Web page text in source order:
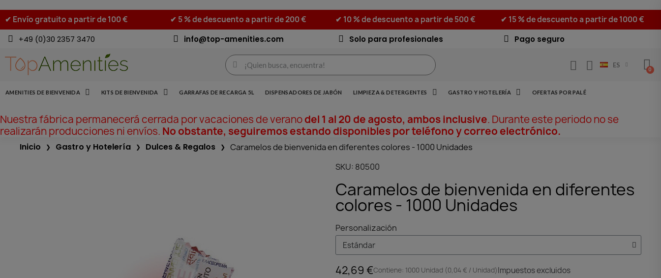
✔ Envío gratuito a partir de 100 € ✔ 5 % de descuento a partir de 200 € ✔ 10 % de descuento a partir de 500 €
✔ 15 % de descuento a partir de 1000 €
+49 (0)30 2357 3470
info@top-amenities.com Solo para profesionales Pago seguro
ES
AMENITIES DE BIENVENIDA KITS DE BIENVENIDA GARRAFAS DE RECARGA 5L DISPENSADORES DE JABÓN LIMPIEZA & DETERGENTES GASTRO Y HOTELERÍA OFERTAS POR PALÉ
Nuestra fábrica permanecerá cerrada por vacaciones de veranodel 1 al 20 de agosto, ambos inclusive. Durante este periodo no se
realizarán producciones ni envíos. No obstante, seguiremos estando disponibles por teléfono y correo electrónico.
Inicio Gastro y Hotelería Dulces & Regalos
Caramelos de bienvenida en diferentes colores - 1000 Unidades
SKU 80500
Caramelos de bienvenida en diferentes
colores - 1000 Unidades
Personalización
42,69 €Contiene: 1000 Unidad (0,04 € / Unidad)Impuestos excluidos